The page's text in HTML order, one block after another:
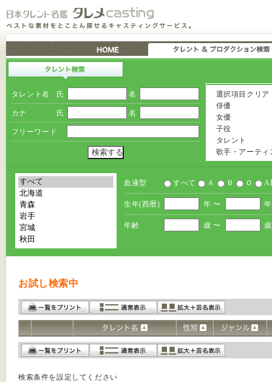
タレント名 氏 名
カナ 氏 名
フリーワード
選択項目クリア
俳優
女優
子役
タレント
歌手・アーティ
血液型 すべて Ａ Ｂ Ｏ
生年(西暦) 年 〜
年齢 歳 〜 歳
お試し検索中
検索条件を設定してください